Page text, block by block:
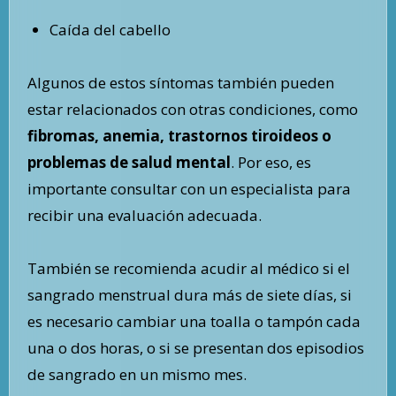
Caída del cabello
Algunos de estos síntomas también pueden
estar relacionados con otras condiciones, como
fibromas, anemia, trastornos tiroideos o
problemas de salud mental. Por eso, es
importante consultar con un especialista para
recibir una evaluación adecuada.
También se recomienda acudir al médico si el
sangrado menstrual dura más de siete días, si
es necesario cambiar una toalla o tampón cada
una o dos horas, o si se presentan dos episodios
de sangrado en un mismo mes.